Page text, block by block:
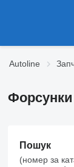
Autoline
Пошук
(номер за